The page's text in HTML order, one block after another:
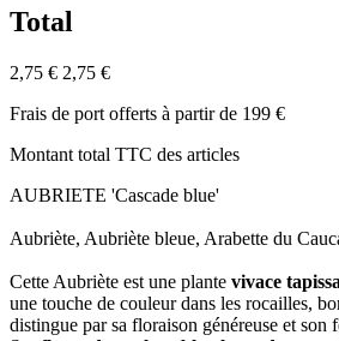
Total
2,75 € 2,75 €
Frais de port offerts à partir de 199 €
Montant total TTC des articles
AUBRIETE 'Cascade blue'
Aubriète, Aubriète bleue, Arabette du
Cette Aubriète est une plante vivace
une touche de couleur dans les rocailles,
distingue par sa floraison généreuse et son